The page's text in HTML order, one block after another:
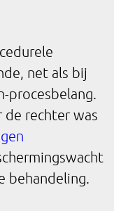
net als bij
procesbelang.
de rechter was
behandeling.